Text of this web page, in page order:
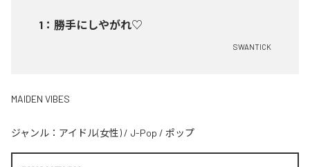
1 ： 勝手にしやがれ♡
SWANTICK
MAIDEN VIBES
ジャンル： アイドル(女性) / J-Pop / ポップ